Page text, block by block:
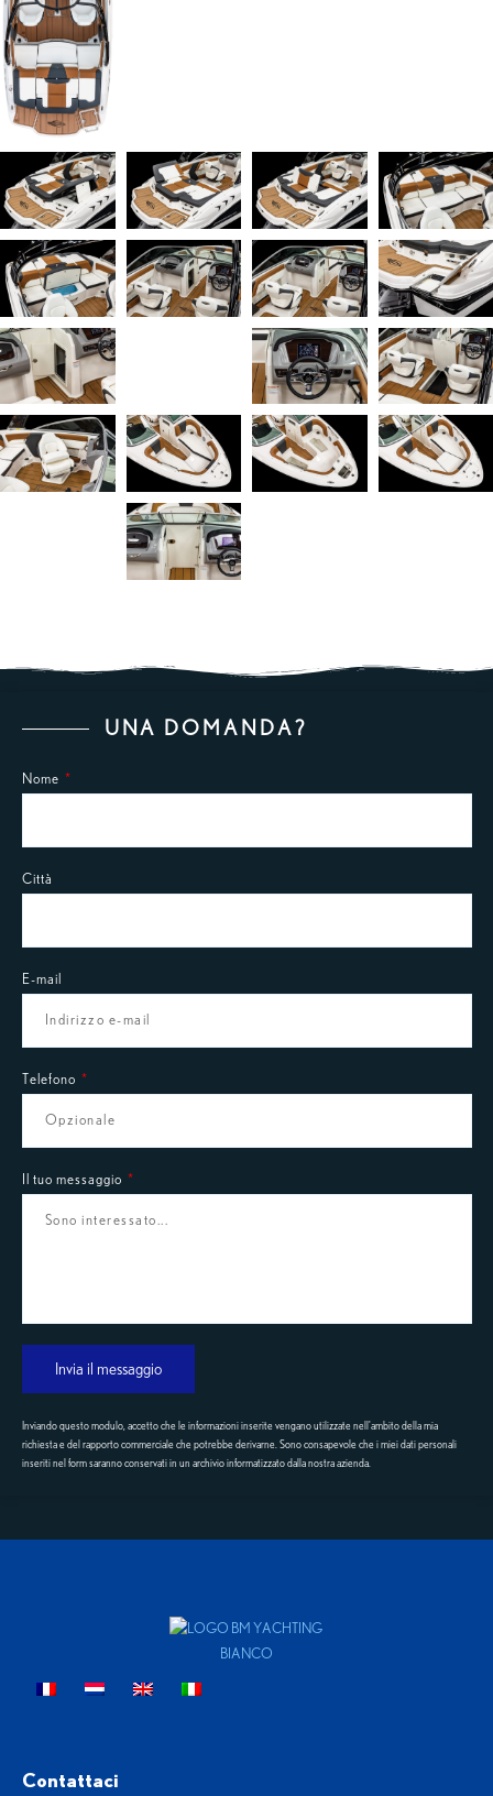
UNA DOMANDA?
Nome
Città
E-mail
Telefono
Il tuo messaggio
Invia il messaggio
Inviando questo modulo, accetto che le informazioni inserite vengano utilizzate nell'ambito della mia
richiesta e del rapporto commerciale che potrebbe derivarne. Sono consapevole che i miei dati personali
inseriti nel form saranno conservati in un archivio informatizzato dalla nostra azienda.
Contattaci